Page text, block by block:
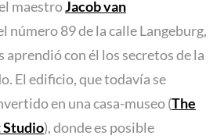
maestroJacob van
número 89 de la calle Langeburg,
aprendió con él los secretos de la
El edificio, que todavía se
en una casa-museo (The
Studio), donde es posible